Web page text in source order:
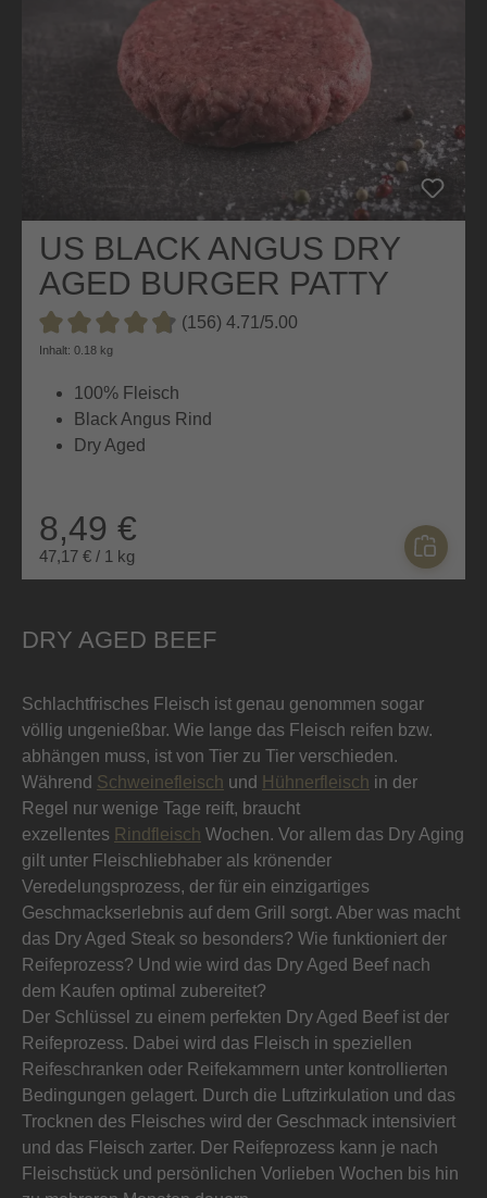
US BLACK ANGUS DRY
AGED BURGER PATTY
Durchschnittliche Bewertung von 4.7 von 5 Sternen
(156) 4.71/5.00
Inhalt: 0.18 kg
100% Fleisch
Black Angus Rind
Dry Aged
8,49 €
47,17 € / 1 kg
DRY AGED BEEF
Schlachtfrisches Fleisch ist genau genommen sogar
völlig ungenießbar. Wie lange das Fleisch reifen bzw.
abhängen muss, ist von Tier zu Tier verschieden.
Während Schweinefleisch und Hühnerfleisch in der
Regel nur wenige Tage reift, braucht
exzellentes Rindfleisch Wochen. Vor allem das Dry Aging
gilt unter Fleischliebhaber als krönender
Veredelungsprozess, der für ein einzigartiges
Geschmackserlebnis auf dem Grill sorgt. Aber was macht
das Dry Aged Steak so besonders? Wie funktioniert der
Reifeprozess? Und wie wird das Dry Aged Beef nach
dem Kaufen optimal zubereitet?
Der Schlüssel zu einem perfekten Dry Aged Beef ist der
Reifeprozess. Dabei wird das Fleisch in speziellen
Reifeschranken oder Reifekammern unter kontrollierten
Bedingungen gelagert. Durch die Luftzirkulation und das
Trocknen des Fleisches wird der Geschmack intensiviert
und das Fleisch zarter. Der Reifeprozess kann je nach
Fleischstück und persönlichen Vorlieben Wochen bis hin